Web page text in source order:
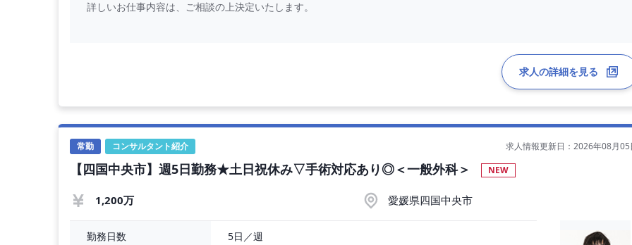
詳しいお仕事内容は、ご相談の上決定いたします。
透析管理をお願いいたします。
【勤務条件】
◇ 勤務時間 ： 全日8：30～17：15
◇ 休日 ： 土曜日 日曜
求人の詳細を見る
常勤 コンサルタント紹介 求人情報更新日：2026年08月05
【四国中央市】週5日勤務★土日祝休み▽手術対応あり◎＜一般外科＞ NEW
1,200万 愛媛県四国中央市
勤務日数 5日／週